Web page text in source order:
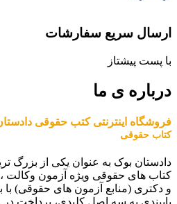
ارسال سریع سفارشات
با پست پیشتاز
درباره ی ما
فروشگاه اینترنتی کتب حقوقی
کتاب حقوقی
دادستان بوک به عنوان یکی از بزرگ
کتاب های حقوقی ویژه آزمون وکالت
و دکتری (منابع آزمون های حقوقی) با